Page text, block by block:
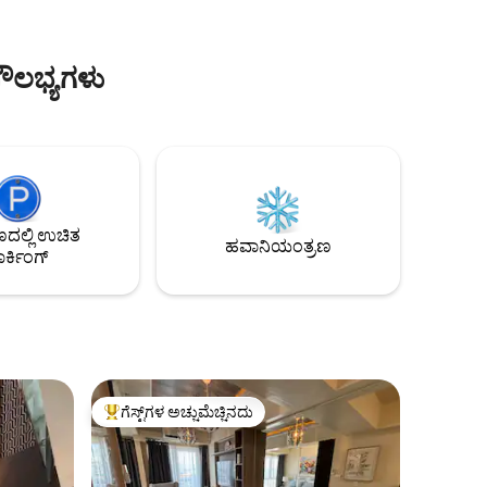
ಲೈಟ್‌ಗಳನ್ನು ಆನಂದಿಸಲು ✔ ಬಾಲ್ಕನಿ ಸೌಲಭ್ಯಗಳಿಗೆ
ಉಚಿತ
ಹವಾನಿಯಂತ್ರಣ
ಗೆಸ್ಟ್‌ಗಳಿಗೆ ಅತಿ ಹೆಚ್ಚು ಅಚ್ಚುಮೆಚ್ಚಿನದು
ಗೆಸ್ಟ್‌ಗಳ ಅಚ್ಚುಮೆಚ್ಚಿನದು